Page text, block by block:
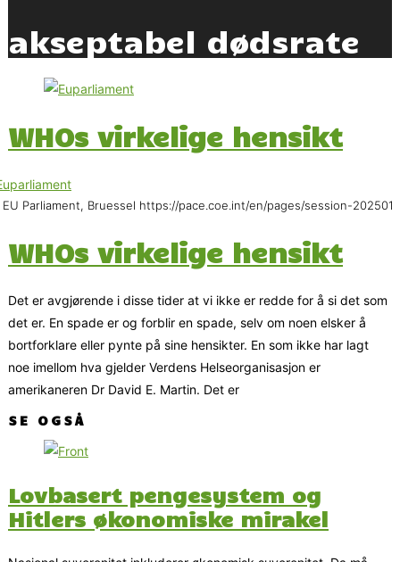
akseptabel dødsrate
WHOs virkelige hensikt
EU Parliament, Bruessel https://pace.coe.int/en/pages/session-202501
WHOs virkelige hensikt
Det er avgjørende i disse tider at vi ikke er redde for å si det som
det er. En spade er og forblir en spade, selv om noen elsker å
bortforklare eller pynte på sine hensikter. En som ikke har lagt
noe imellom hva gjelder Verdens Helseorganisasjon er
amerikaneren Dr David E. Martin. Det er
SE OGSÅ
Lovbasert pengesystem og
Hitlers økonomiske mirakel